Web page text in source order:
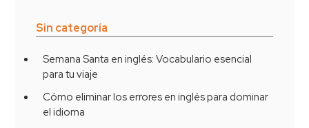
Sin categoría
Semana Santa en inglés: Vocabulario esencial
para tu viaje
Cómo eliminar los errores en inglés para dominar
el idioma